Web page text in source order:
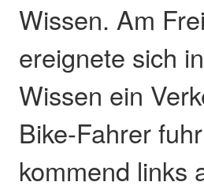
Wissen. Am
ereignete sich
Wissen ein
Bike-Fahrer
kommend links